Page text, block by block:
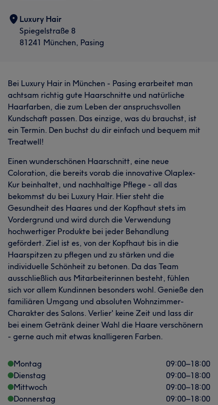
Luxury Hair
Spiegelstraße 8
81241 München, Pasing
Bei Luxury Hair in München - Pasing erarbeitet man
achtsam richtig gute Haarschnitte und natürliche
Haarfarben, die zum Leben der anspruchsvollen
Kundschaft passen. Das einzige, was du brauchst, ist
ein Termin. Den buchst du dir einfach und bequem mit
Treatwell!
Einen wunderschönen Haarschnitt, eine neue
Coloration, die bereits vorab die innovative Olaplex-
Kur beinhaltet, und nachhaltige Pflege - all das
bekommst du bei Luxury Hair. Hier steht die
Gesundheit des Haares und der Kopfhaut stets im
Vordergrund und wird durch die Verwendung
hochwertiger Produkte bei jeder Behandlung
gefördert. Ziel ist es, von der Kopfhaut bis in die
Haarspitzen zu pflegen und zu stärken und die
individuelle Schönheit zu betonen. Da das Team
ausschließlich aus Mitarbeiterinnen besteht, fühlen
sich vor allem Kundinnen besonders wohl. Genieße den
familiären Umgang und absoluten Wohnzimmer-
Charakter des Salons. Verlier' keine Zeit und lass dir
bei einem Getränk deiner Wahl die Haare verschönern
- gerne auch mit etwas knalligeren Farben.
Montag 09:00–18:00
Dienstag
09:00–18:00
Mittwoch
09:00–18:00
Donnerstag
09:00–18:00